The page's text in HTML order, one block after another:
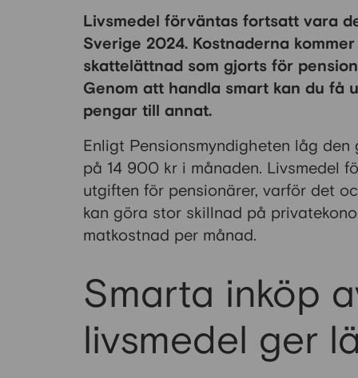
Livsmedel förväntas fortsatt vara
Sverige 2024. Kostnaderna
skattelättnad som gjorts för
Genom att handla smart kan du få
pengar till annat.
Enligt Pensionsmyndigheten låg
på 14 900 kr i månaden. Livsmedel
utgiften för pensionärer, varför det
kan göra stor skillnad på
matkostnad per månad.
Smarta inköp
livsmedel ger